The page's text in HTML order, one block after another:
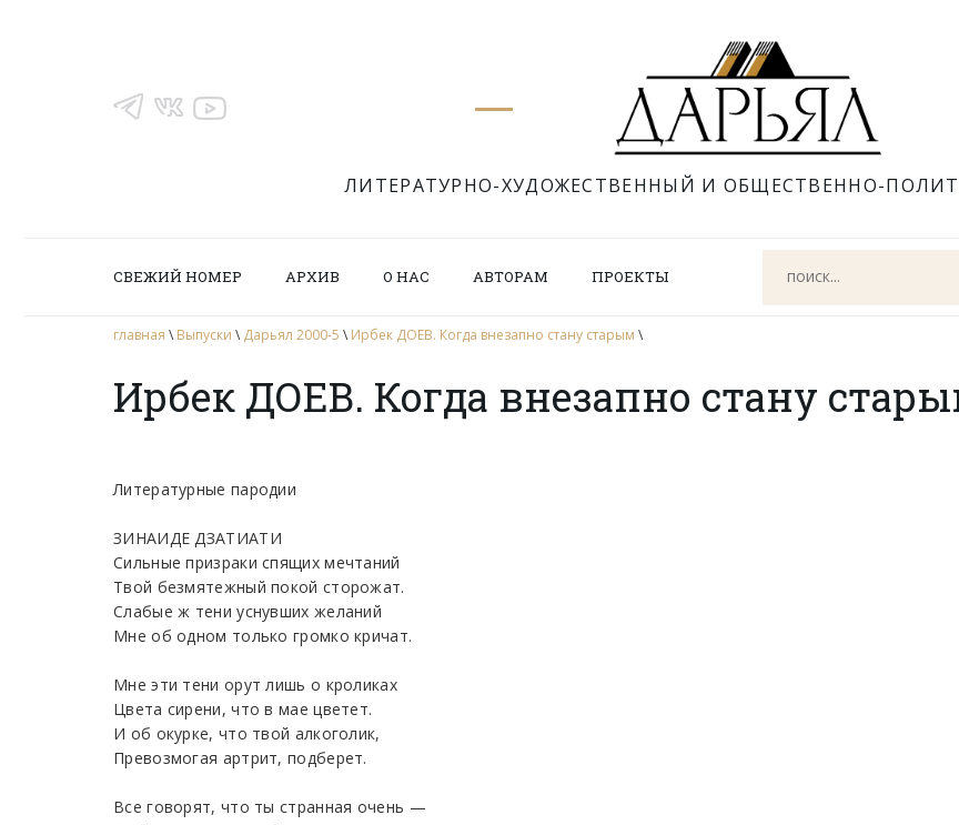
ЛИТЕРАТУРНО-ХУДОЖЕСТВЕННЫЙ И ОБЩЕСТВЕННО-
СВЕЖИЙ НОМЕР АРХИВ О НАС АВТОРАМ ПРОЕКТЫ
главная \ Выпуски \ Дарьял 2000-5 \ Ирбек ДОЕВ. Когда внезапно стану старым \
Ирбек ДОЕВ. Когда внезапно стану
Литературные пародии
ЗИНАИДЕ ДЗАТИАТИ
Сильные призраки спящих мечтаний
Твой безмятежный покой сторожат.
Слабые ж тени уснувших желаний
Мне об одном только громко кричат.
Мне эти тени орут лишь о кроликах
Цвета сирени, что в мае цветет.
И об окурке, что твой алкоголик,
Превозмогая артрит, подберет.
Все говорят, что ты странная очень —